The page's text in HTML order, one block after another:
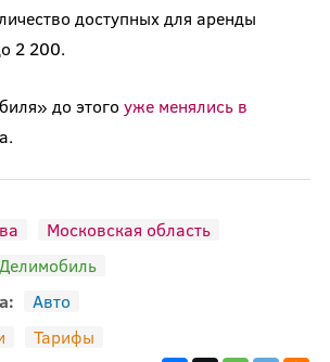
доступных для аренды
2 200.
до этого уже менялись в
Московская область
Делимобиль
Авто
Тарифы